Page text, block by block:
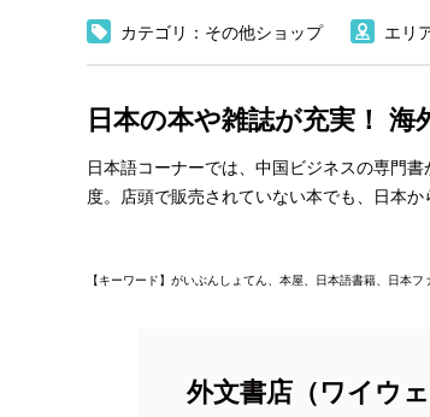
カテゴリ：その他ショップ エリ
日本の本や雑誌が充実！ 海
日本語コーナーでは、中国ビジネスの専門
度。店頭で販売されていない本でも、日本か
【キーワード】がいぶんしょてん、本屋、日本語書籍、日本
外文書店（ワイウ